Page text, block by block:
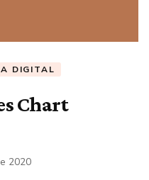
DIGITAL
Chart
2020